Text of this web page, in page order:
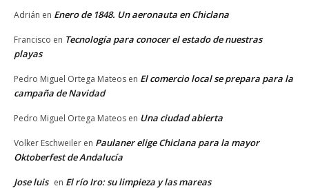
Adrián en Enero de 1848. Un aeronauta en Chiclana
Francisco en Tecnología para conocer el estado de nuestras
playas
Pedro Miguel Ortega Mateos en El comercio local se prepara para la
campaña de Navidad
Pedro Miguel Ortega Mateos en Una ciudad abierta
Volker Eschweiler en Paulaner elige Chiclana para la mayor
Oktoberfest de Andalucía
Jose luis en El río Iro: su limpieza y las mareas